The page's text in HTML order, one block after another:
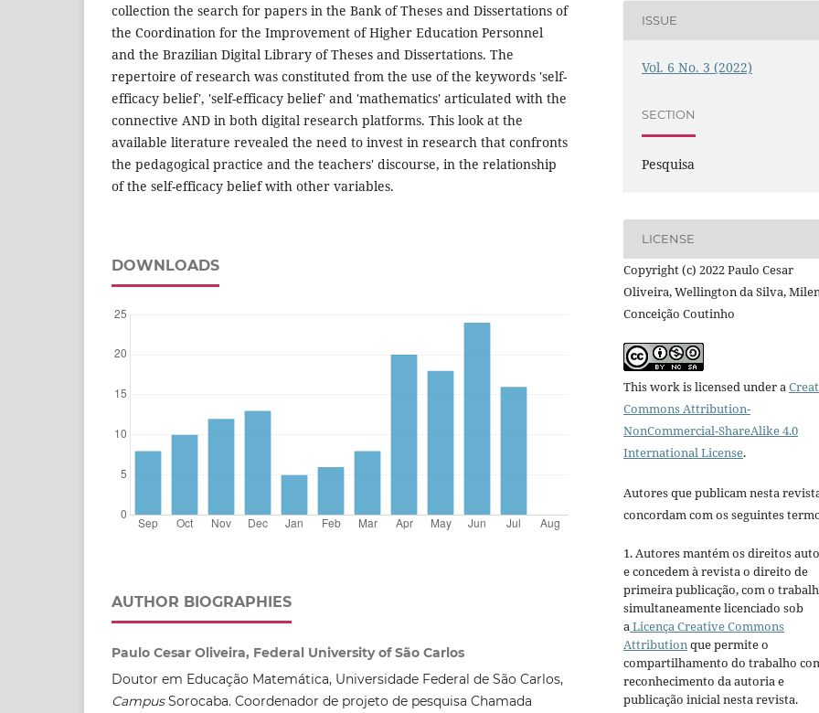
collection the search for papers in the Bank of Theses and Dissertations of
the Coordination for the Improvement of Higher Education Personnel
and the Brazilian Digital Library of Theses and Dissertations. The
repertoire of research was constituted from the use of the keywords 'self-
efficacy belief', 'self-efficacy belief' and 'mathematics' articulated with the
connective AND in both digital research platforms. This look at the
available literature revealed the need to invest in research that confronts
the pedagogical practice and the teachers' discourse, in the relationship
of the self-efficacy belief with other variables.
DOWNLOADS
AUTHOR BIOGRAPHIES
Paulo Cesar Oliveira, Federal University of São Carlos
Doutor em Educação Matemática, Universidade Federal de São Carlos,
CampusSorocaba. Coordenador de projeto de pesquisa Chamada
ISSUE
Vol. 6 No. 3 (2022)
SECTION
Pesquisa
LICENSE
Copyright (c) 2022 Paulo Cesar
Oliveira, Wellington da Silva,
Conceição Coutinho
This work is licensed under a
Commons Attribution-
NonCommercial-ShareAlike 4.0
International License.
Autores que publicam nesta
concordam com os seguintes
1. Autores mantém os direitos
e concedem à revista o direito de
primeira publicação, com o
simultaneamente licenciado sob
aLicença Creative Commons
Attributionque permite o
compartilhamento do trabalho
reconhecimento da autoria e
publicação inicial nesta revista.